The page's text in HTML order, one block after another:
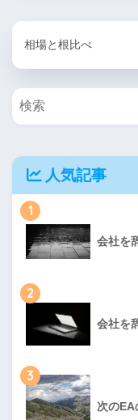
相場と根比べ
人気記事
1
会社を
2
会社を
3
次のEA